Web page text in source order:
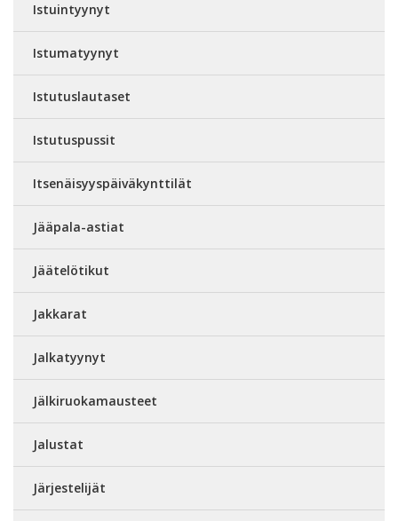
Istuintyynyt
Istumatyynyt
Istutuslautaset
Istutuspussit
Itsenäisyyspäiväkynttilät
Jääpala-astiat
Jäätelötikut
Jakkarat
Jalkatyynyt
Jälkiruokamausteet
Jalustat
Järjestelijät